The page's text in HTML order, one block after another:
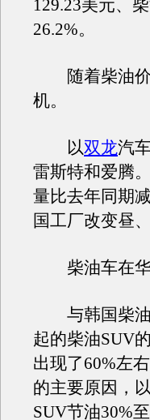
129.23美元、
26.2%。
随着柴油价
机。
以双龙汽
雷斯特和爱腾
量比去年同期
国工厂改变昼
柴油车在华
与韩国柴油
起的柴油SUV
出现了60%左
的主要原因，以
SUV节油30%至